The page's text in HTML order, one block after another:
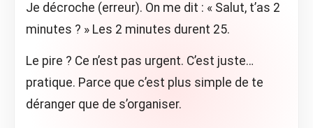
Je décroche (erreur). On me dit : « Salut, t’as 2
minutes ? » Les 2 minutes durent 25.
Le pire ? Ce n’est pas urgent. C’est juste…
pratique. Parce que c’est plus simple de te
déranger que de s’organiser.